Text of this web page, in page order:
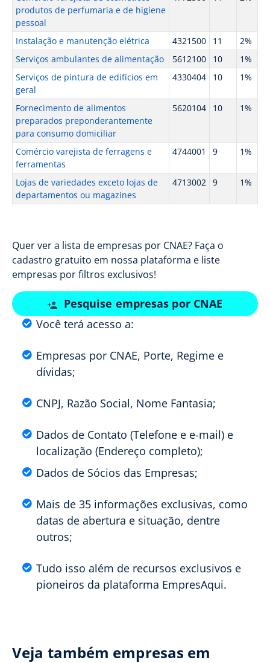
produtos de perfumaria e de higiene
pessoal
Instalação e manutenção elétrica 4321500 11
2%
Serviços ambulantes de alimentação
5612100 10
1%
Serviços de pintura de edifícios em
geral
4330404 10 1%
Fornecimento de alimentos
preparados preponderantemente
para consumo domiciliar
5620104 10 1%
Comércio varejista de ferragens e
ferramentas
4744001 9 1%
Lojas de variedades exceto lojas de
departamentos ou magazines
4713002 9 1%
Quer ver a lista de empresas por CNAE? Faça o
cadastro gratuito em nossa plataforma e liste
empresas por filtros exclusivos!
Pesquise empresas por CNAE
Você terá acesso a:
Empresas por CNAE, Porte, Regime e
dívidas;
CNPJ, Razão Social, Nome Fantasia;
Dados de Contato (Telefone e e-mail) e
localização (Endereço completo);
Dados de Sócios das Empresas;
Mais de 35 informações exclusivas, como
datas de abertura e situação, dentre
outros;
Tudo isso além de recursos exclusivos e
pioneiros da plataforma EmpresAqui.
Veja também empresas em